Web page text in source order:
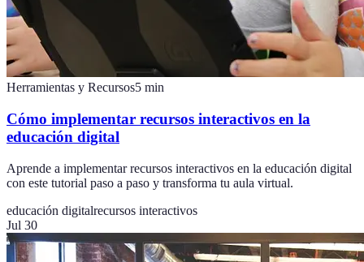
Herramientas y Recursos5 min
Cómo implementar recursos interactivos en la
educación digital
Aprende a implementar recursos interactivos en la educación digital
con este tutorial paso a paso y transforma tu aula virtual.
educación digitalrecursos interactivos
Jul 30